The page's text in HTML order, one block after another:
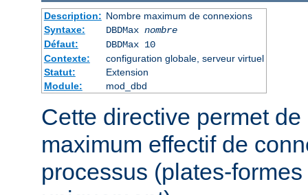
Description: Nombre maximum de connexions
Syntaxe:
DBDMax nombre
Défaut:
DBDMax 10
Contexte:
configuration globale, serveur virtuel
Statut:
Extension
Module:
mod_dbd
Cette directive permet
maximum effectif de
processus (plates-